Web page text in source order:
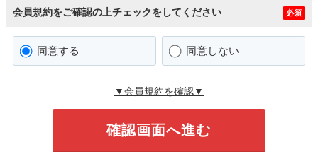
会員規約をご確認の上チェックをしてください 必須
同意する 同意しない
▼会員規約を確認▼